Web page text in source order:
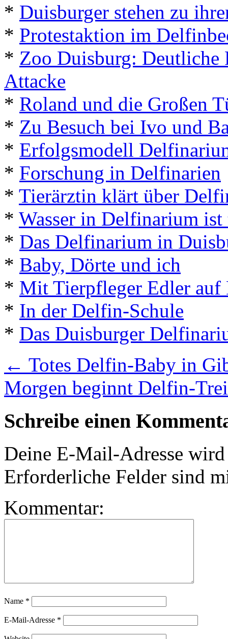
* Duisburger stehen zu
* Protestaktion im
* Zoo Duisburg: Deutliche
Attacke
* Roland und die Großen
* Zu Besuch bei Ivo und
* Erfolgsmodell
* Forschung in Delfinarien
* Tierärztin klärt über
* Wasser in Delfinarium ist
* Das Delfinarium in
* Baby, Dörte und ich
* Mit Tierpfleger Edler
* In der Delfin-Schule
* Das Duisburger
← Totes Delfin-Baby in
Morgen beginnt Delfin-
Schreibe einen
Deine E-Mail-Adresse
Erforderliche Felder sind
Kommentar:
Name *
E-Mail-Adresse *